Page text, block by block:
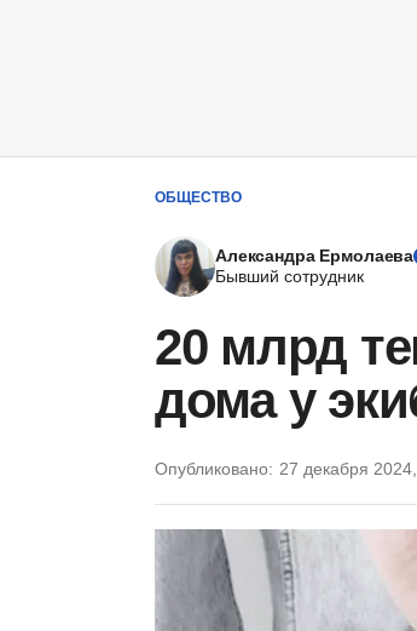
ОБЩЕСТВО
Александра Ермолаева
Бывший сотрудник
20 млрд
дома у
Опубликовано: 27 декабря